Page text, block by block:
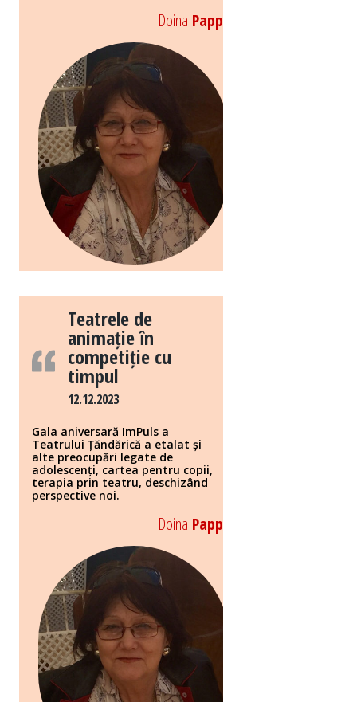
Doina Papp
Teatrele de
animație în
competiție cu
timpul
12.12.2023
Gala aniversară ImPuls a
Teatrului Țăndărică a etalat și
alte preocupări legate de
adolescenți, cartea pentru copii,
terapia prin teatru, deschizând
perspective noi.
Doina Papp